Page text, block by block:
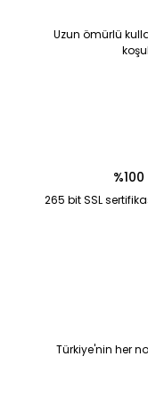
Uzun ömürlü
265 bit SSL
Türkiye'nin her